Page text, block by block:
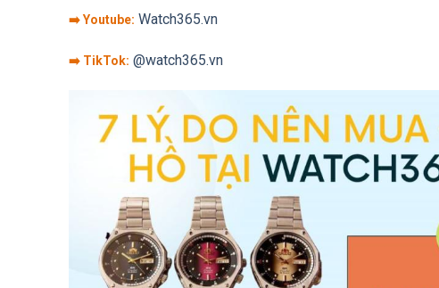
➡️ Youtube: Watch365.vn
➡️ TikTok: @watch365.vn